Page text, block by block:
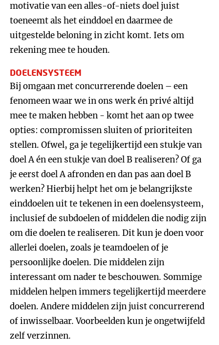
motivatie van een alles-of-niets doel juist
toeneemt als het einddoel en daarmee de
uitgestelde beloning in zicht komt. Iets om
rekening mee te houden.
DOELENSYSTEEM
Bij omgaan met concurrerende doelen – een
fenomeen waar we in ons werk én privé altijd
mee te maken hebben - komt het aan op twee
opties: compromissen sluiten of prioriteiten
stellen. Ofwel, ga je tegelijkertijd een stukje van
doel A én een stukje van doel B realiseren? Of ga
je eerst doel A afronden en dan pas aan doel B
werken? Hierbij helpt het om je belangrijkste
einddoelen uit te tekenen in een doelensysteem,
inclusief de subdoelen of middelen die nodig zijn
om die doelen te realiseren. Dit kun je doen voor
allerlei doelen, zoals je teamdoelen of je
persoonlijke doelen. Die middelen zijn
interessant om nader te beschouwen. Sommige
middelen helpen immers tegelijkertijd meerdere
doelen. Andere middelen zijn juist concurrerend
of inwisselbaar. Voorbeelden kun je ongetwijfeld
zelf verzinnen.